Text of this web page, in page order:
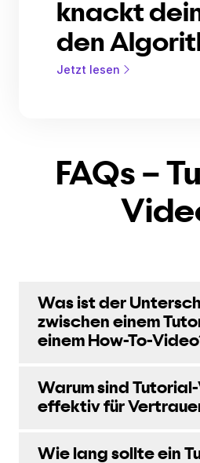
knackt
den
Jetzt lesen
FAQs –
Was ist der
zwischen einem
einem How-To-
Warum sind
effektiv für
Wie lang sollte ein